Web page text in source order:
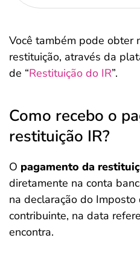
Você também pode obter
restituição, através da
de “Restituição do IR”.
Como recebo o
restituição IR?
O pagamento da
diretamente na conta
na declaração do
contribuinte, na data
encontra.